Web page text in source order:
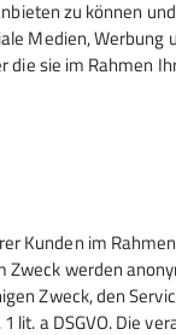
Wir
bis
das
sie im
zu können
Medien, Werbung
sie im Rahmen
Kunden im
werden
Zweck, den
a DSGVO. Die